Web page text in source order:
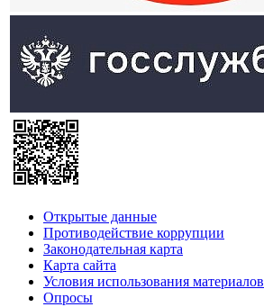
Открытые данные
Противодействие коррупции
Законодательная карта
Карта сайта
Условия использования материалов
Опросы